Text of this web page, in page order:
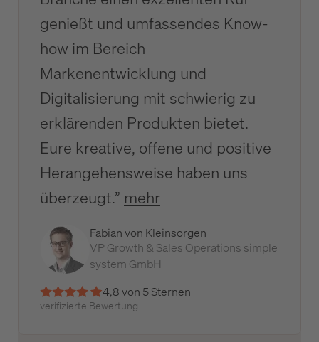
genießt und umfassendes Know-
how im Bereich
Markenentwicklung und
Digitalisierung mit schwierig zu
erklärenden Produkten bietet.
Eure kreative, offene und positive
Herangehensweise haben uns
überzeugt.” mehr
Fabian von Kleinsorgen
VP Growth & Sales Operations simple
system GmbH
4,8 von 5 Sternen
verifizierte Bewertung